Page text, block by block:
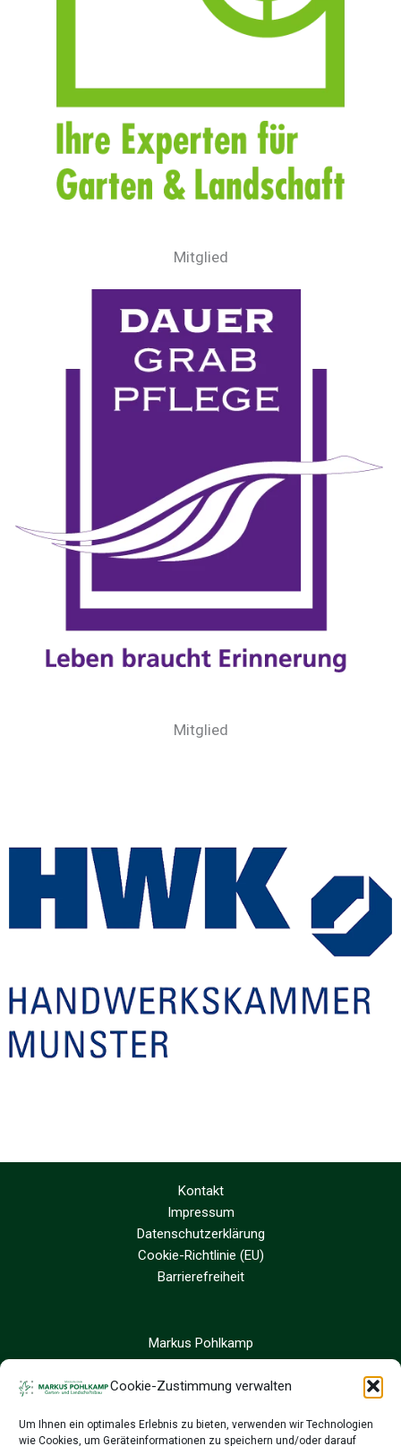
Cookie-Zustimmung verwalten
Um Ihnen ein optimales Erlebnis zu bieten, verwenden wir Technologien
wie Cookies, um Geräteinformationen zu speichern und/oder darauf
Mitglied
Mitglied
Kontakt
Impressum
Datenschutzerklärung
Cookie-Richtlinie (EU)
Barrierefreiheit
Markus Pohlkamp
Sandfort 8
48324 Sendenhorst
02526 9390 24